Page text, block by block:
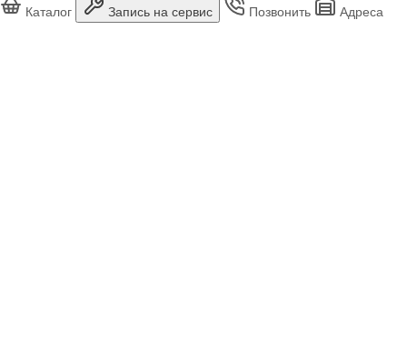
Каталог
Запись на сервис Позвонить Адреса